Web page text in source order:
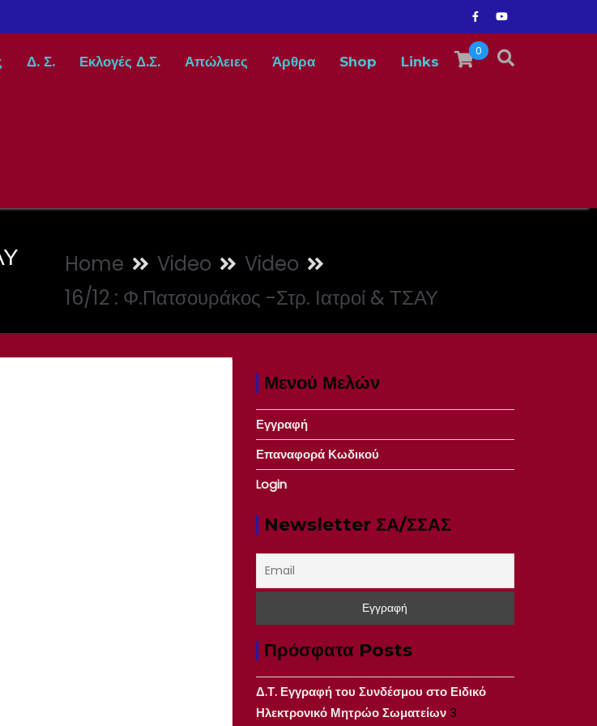
0
Δ. Σ. Εκλογές Δ.Σ. Απώλειες Άρθρα Shop Links
Home Video
Video
16/12 : Φ.Πατσουράκος -Στρ. Ιατροί & ΤΣΑΥ
Μενού Μελών
Εγγραφή
Επαναφορά Κωδικού
Login
Newsletter ΣΑ/ΣΣΑΣ
Πρόσφατα Posts
Δ.Τ. Εγγραφή του Συνδέσμου στο Ειδικό
Ηλεκτρονικό Μητρώο Σωματείων3